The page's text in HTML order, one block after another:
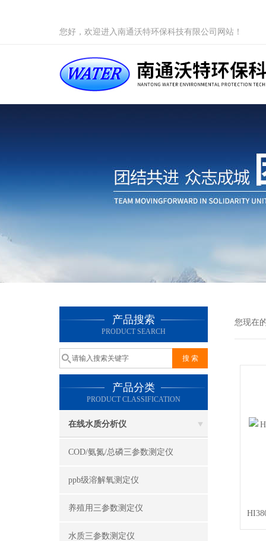
您好，欢迎进入南通沃特环保科技有限公司网站！
产品搜索
PRODUCT SEARCH
产品分类
PRODUCT CLASSIFICATION
在线水质分析仪
COD/氨氮/总磷三参数测定仪
ppb级溶解氧测定仪
养殖用三参数测定仪
水质三参数测定仪
您现在